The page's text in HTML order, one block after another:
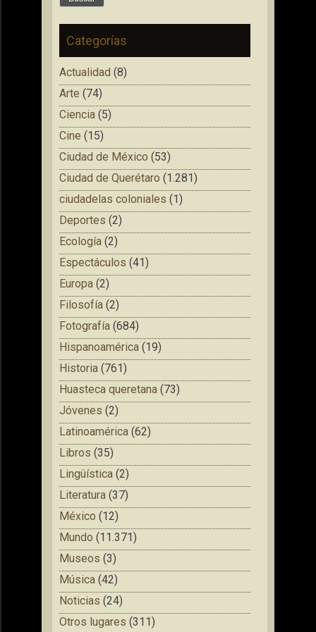
Categorías
Actualidad (8)
Arte (74)
Ciencia (5)
Cine (15)
Ciudad de México (53)
Ciudad de Querétaro (1.281)
ciudadelas coloniales (1)
Deportes (2)
Ecología (2)
Espectáculos (41)
Europa (2)
Filosofía (2)
Fotografía (684)
Hispanoamérica (19)
Historia (761)
Huasteca queretana (73)
Jóvenes (2)
Latinoamérica (62)
Libros (35)
Lingüística (2)
Literatura (37)
México (12)
Mundo (11.371)
Museos (3)
Música (42)
Noticias (24)
Otros lugares (311)